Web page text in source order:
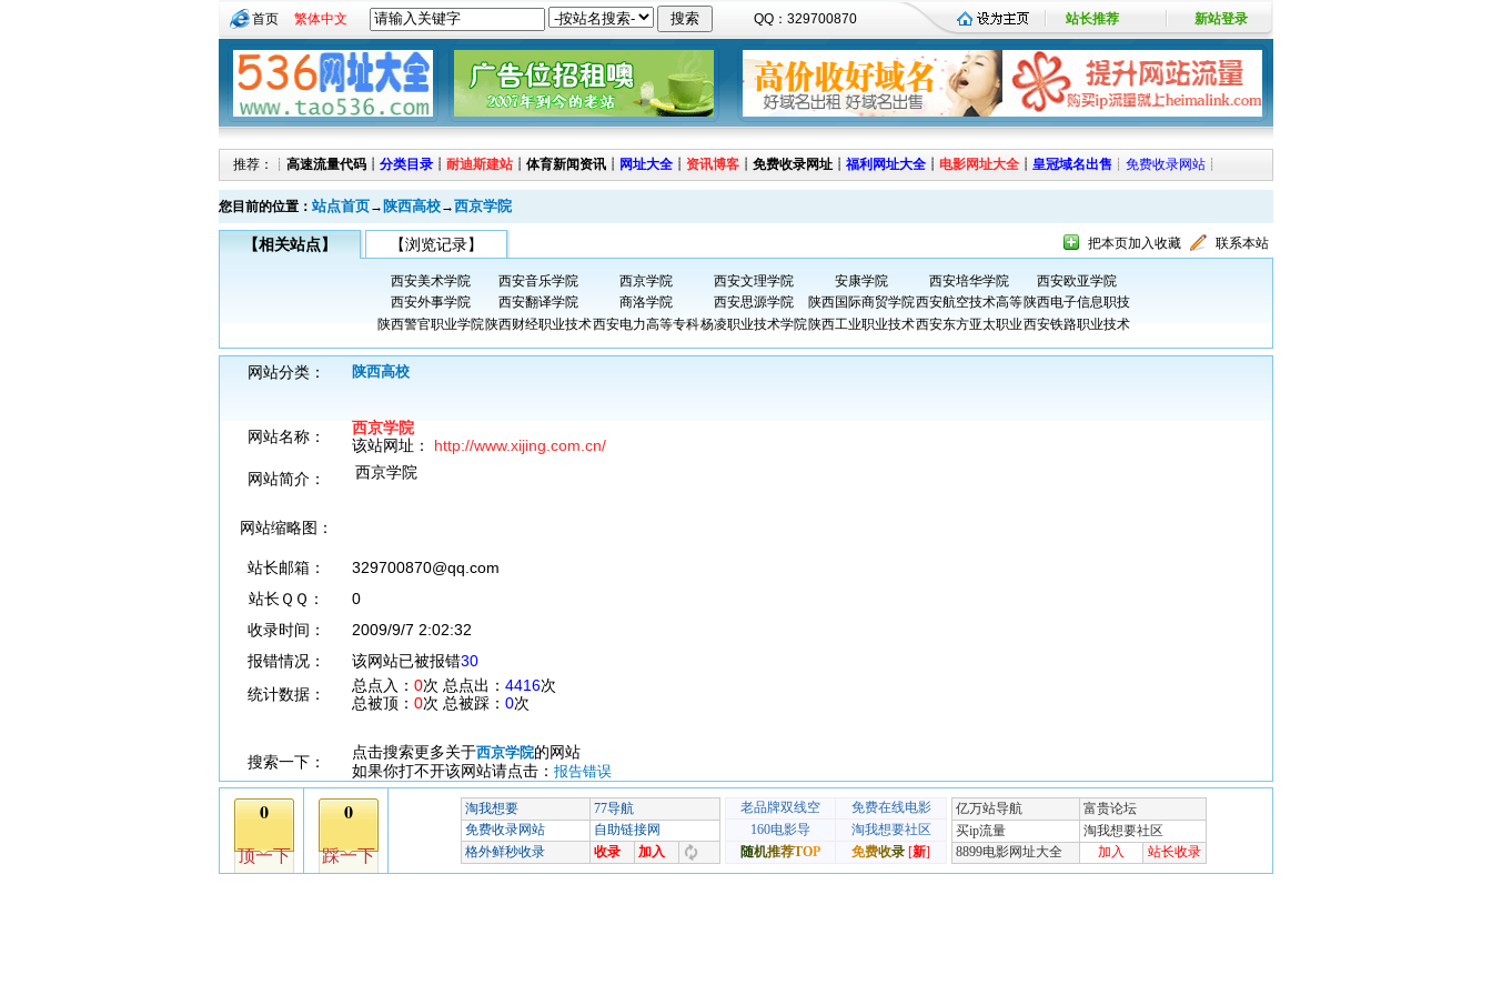
首页 繁体中文 QQ：329700870 站长推荐 新站登录
推荐：┊ 高速流量代码 ┊ 分类目录 ┊ 耐迪斯建站 ┊ 体育新闻资讯 ┊ 网址大全 ┊ 资讯博客 ┊ 免费收录网址 ┊ 福利网址大全 ┊ 电影网址大全 ┊ 皇冠域名出售 ┊ 免费收录网站 ┊
您目前的位置： 站点首页→ 陕西高校→西京学院
【相关站点】 【浏览记录】 把本页加入收藏 联系本站
西安美术学院 西安音乐学院 西京学院 西安文理学院 安康学院 西安培华学院
西安欧亚学院
西安外事学院
西安翻译学院 商洛学院 西安思源学院 陕西国际商贸学院西安航空技术高等陕西电子信息职技
陕西警官职业学院陕西财经职业技术西安电力高等专科杨凌职业技术学院陕西工业职业技术西安东方亚太职业西安铁路职业技术
网站分类： 陕西高校
网站名称：
西京学院
该站网址： http://www.xijing.com.cn/
网站简介：
西京学院
网站缩略图：
站长邮箱：
329700870@qq.com
站长ＱＱ：
0
收录时间：
2009/9/7 2:02:32
报错情况：
该网站已被报错30
统计数据：
总点入： 0次 总点出： 4416次
总被顶： 0次 总被踩： 0次
搜索一下：
点击搜索更多关于西京学院的网站
如果你打不开该网站请点击： 报告错误